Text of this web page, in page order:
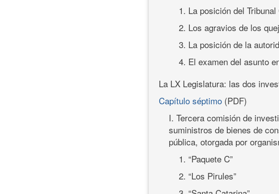
1. La posición del Tribunal
2. Los agravios de los
3. La posición de la
4. El examen del asunto
La LX Legislatura: las dos
Capítulo séptimo (PDF)
I. Tercera comisión de
suministros de bienes de
pública, otorgada por
1. “Paquete C”
2. “Los Pirules”